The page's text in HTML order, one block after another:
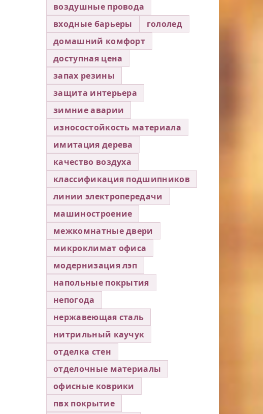
воздушные провода
входные барьеры
гололед
домашний комфорт
доступная цена
запах резины
защита интерьера
зимние аварии
износостойкость материала
имитация дерева
качество воздуха
классификация подшипников
линии электропередачи
машиностроение
межкомнатные двери
микроклимат офиса
модернизация лэп
напольные покрытия
непогода
нержавеющая сталь
нитрильный каучук
отделка стен
отделочные материалы
офисные коврики
пвх покрытие